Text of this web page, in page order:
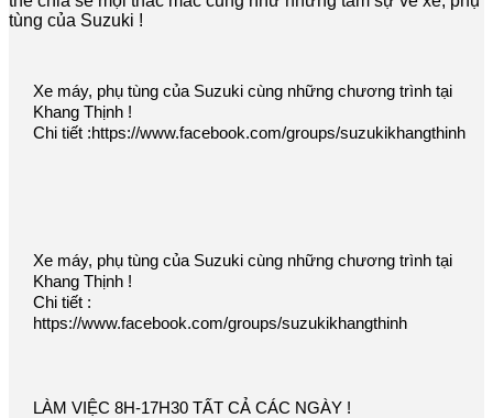
tùng của Suzuki !
Xe máy, phụ tùng của Suzuki cùng những chương trình tại
Khang Thịnh !
Chi tiết :https://www.facebook.com/groups/suzukikhangthinh
Xe máy, phụ tùng của Suzuki cùng những chương trình tại
Khang Thịnh !
Chi tiết :
https://www.facebook.com/groups/suzukikhangthinh
LÀM VIỆC 8H-17H30 TẤT CẢ CÁC NGÀY !